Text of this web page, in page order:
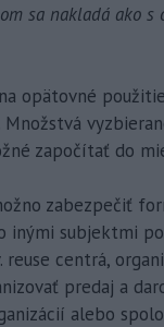
sa nakladá ako s
opätovné
započítať do
zabezpečiť
subjektmi
centrá,
predaj a
alebo